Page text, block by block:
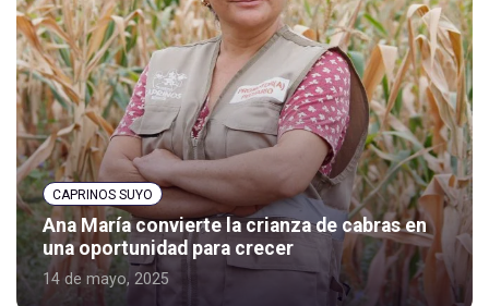
CAPRINOS SUYO
Ana María convierte la crianza de cabras en
una oportunidad para crecer
14 de mayo, 2025